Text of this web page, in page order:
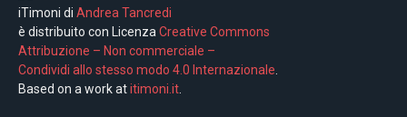
iTimoni di Andrea Tancredi
è distribuito con LicenzaCreative Commons
Attribuzione – Non commerciale –
Condividi allo stesso modo 4.0 Internazionale.
Based on a work atitimoni.it.